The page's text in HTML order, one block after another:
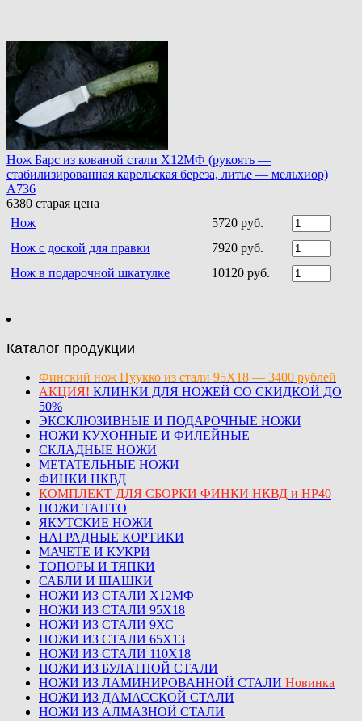
Нож Барс из кованой стали Х12МФ (рукоять —
стабилизированная карельская береза, литье — мельхиор)
A736
6380 старая цена
Нож
5720 руб.
Нож с доской для правки
7920 руб.
Нож в подарочной шкатулке
10120 руб.
Каталог продукции
Финский нож Пуукко из стали 95Х18 — 3400 рублей
АКЦИЯ! КЛИНКИ ДЛЯ НОЖЕЙ СО СКИДКОЙ ДО
50%
ЭКСКЛЮЗИВНЫЕ И ПОДАРОЧНЫЕ НОЖИ
НОЖИ КУХОННЫЕ И ФИЛЕЙНЫЕ
СКЛАДНЫЕ НОЖИ
МЕТАТЕЛЬНЫЕ НОЖИ
ФИНКИ НКВД
КОМПЛЕКТ ДЛЯ СБОРКИ ФИНКИ НКВД и НР40
НОЖИ ТАНТО
ЯКУТСКИЕ НОЖИ
НАГРАДНЫЕ КОРТИКИ
МАЧЕТЕ И КУКРИ
ТОПОРЫ И ТЯПКИ
САБЛИ И ШАШКИ
НОЖИ ИЗ СТАЛИ Х12МФ
НОЖИ ИЗ СТАЛИ 95Х18
НОЖИ ИЗ СТАЛИ 9ХС
НОЖИ ИЗ СТАЛИ 65Х13
НОЖИ ИЗ СТАЛИ 110Х18
НОЖИ ИЗ БУЛАТНОЙ СТАЛИ
НОЖИ ИЗ ЛАМИНИРОВАННОЙ СТАЛИ Новинка
НОЖИ ИЗ ДАМАССКОЙ СТАЛИ
НОЖИ ИЗ АЛМАЗНОЙ СТАЛИ